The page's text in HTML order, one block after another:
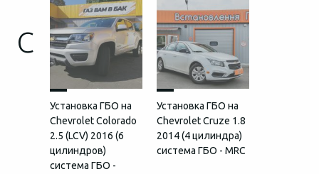
C
Установка ГБО на
Chevrolet Colorado
2.5 (LCV) 2016 (6
цилиндров)
система ГБО -
Установка ГБО на
Chevrolet Cruze 1.8
2014 (4 цилиндра)
система ГБО - MRC